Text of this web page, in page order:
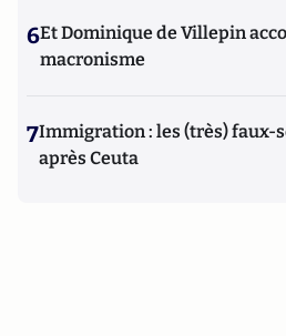
6Et Dominique de Villepin
macronisme
7Immigration : les (très) faux-
après Ceuta